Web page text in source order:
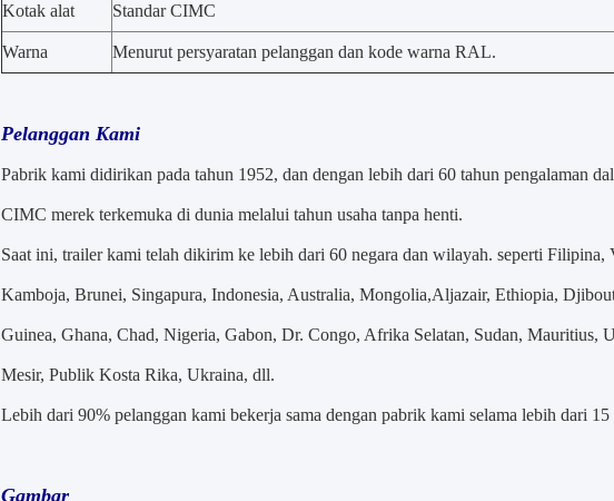
Kotak alat Standar CIMC
Warna Menurut persyaratan pelanggan dan kode warna RAL.
Pelanggan Kami
Pabrik kami didirikan pada tahun 1952, dan dengan lebih dari 60 tahun pengalaman
CIMC merek terkemuka di dunia melalui tahun usaha tanpa henti.
Saat ini, trailer kami telah dikirim ke lebih dari 60 negara dan wilayah. seperti
Kamboja, Brunei, Singapura, Indonesia, Australia, Mongolia,Aljazair, Ethiopia,
Guinea, Ghana, Chad, Nigeria, Gabon, Dr. Congo, Afrika Selatan, Sudan, Mauritius,
Mesir, Publik Kosta Rika, Ukraina, dll.
Lebih dari 90% pelanggan kami bekerja sama dengan pabrik kami selama lebih dari 15
Gambar